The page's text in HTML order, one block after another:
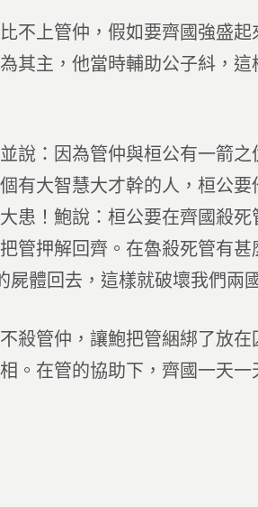
不上管仲，假如要齊國強盛
其主，他當時輔助公子紏，這
說：因為管仲與桓公有一箭
有大智慧大才幹的人，桓公
患！鮑說：桓公要在齊國殺
管押解回齊。在魯殺死管有
體回去，這樣就破壞我們兩
殺管仲，讓鮑把管綑綁了放在
。在管的協助下，齊國一天